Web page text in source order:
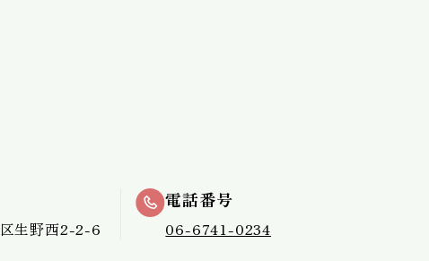
生野西2-2-6
電話番号
06-6741-0234